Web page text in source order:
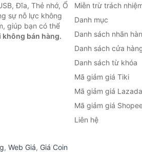
Đĩa, Thẻ nhớ, Ổ
sự nỗ lực không
giúp bạn có thể
không bán hàng.
Miễn trừ trách
Danh mục
Danh sách nhãn
Danh sách cửa
Danh sách từ khóa
Mã giảm giá Tiki
Mã giảm giá Lazada
Mã giảm giá
Liên hệ
, Web Giá, Giá Coin